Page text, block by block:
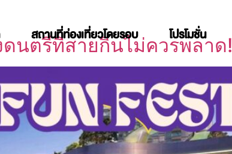
สถานที่ท่องเที่ยวโดยรอบ โปรโมชั่น
ดนตรีที่สายกินไม่ควรพลาด!